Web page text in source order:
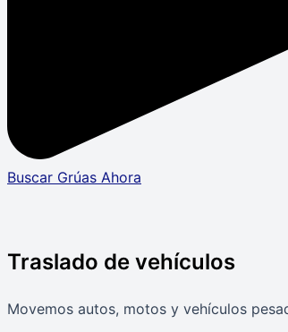
Buscar Grúas Ahora
Traslado de vehículos
Movemos autos, motos y vehículos